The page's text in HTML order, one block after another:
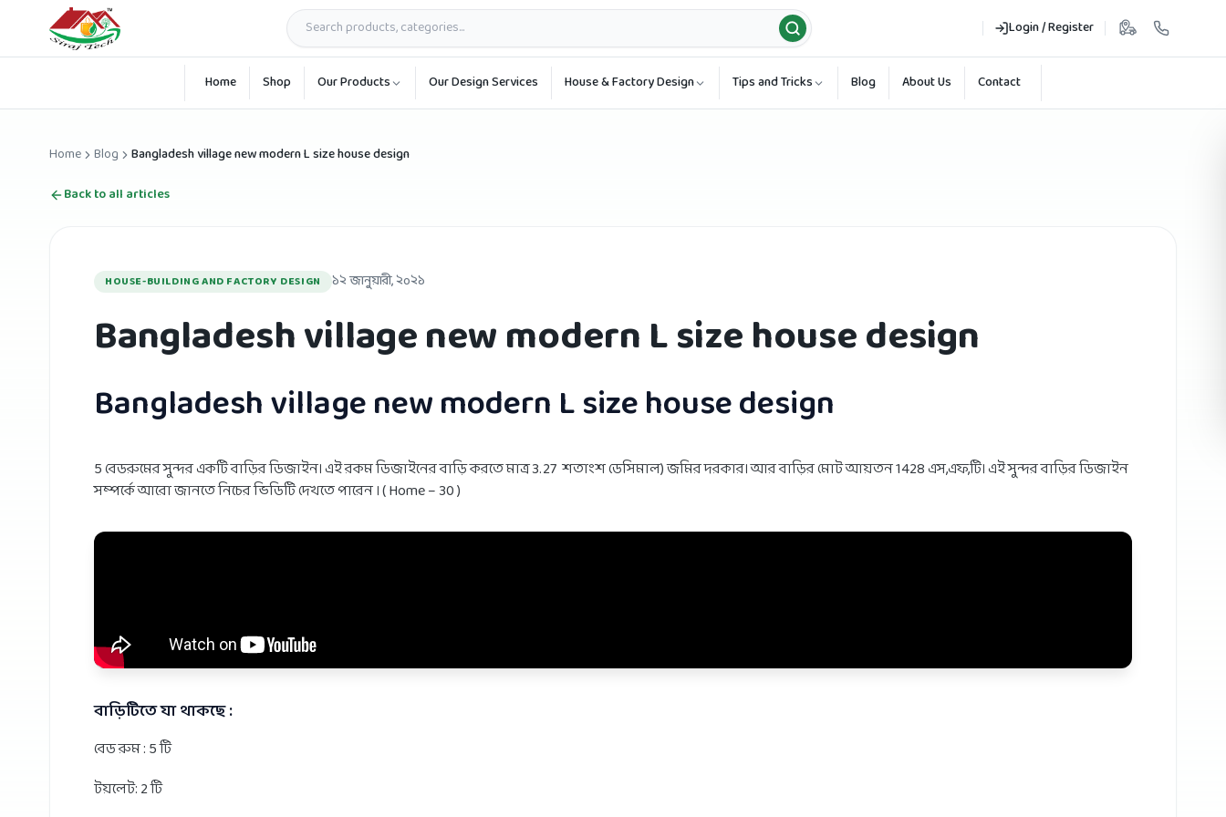
Login / Register
Skip to main content
Home Shop Our Products Our Design Services House & Factory Design Tips and Tricks Blog About Us Contact
Home Blog
Bangladesh village new modern L size house design
Back to all articles
HOUSE-BUILDING AND FACTORY DESIGN ১২ জানুয়ারী, ২০২১
Bangladesh village new modern L size house design
Bangladesh village new modern L size house design
5 বেডরুমের সুন্দর একটি বাড়ির ডিজাইন। এই রকম ডিজাইনের বাড়ি করতে মাত্র 3.27 শতাংশ ডেসিমাল) জমির দরকার। আর বাড়ির মোট আয়তন 1428 এস,এফ,টি। এই সুন্দর বাড়ির ডিজাইন
সম্পর্কে আরো জানতে নিচের ভিডিটি দেখতে পারেন । ( Home – 30 )
বাড়িটিতে যা থাকছে :
বেড রুম : 5 টি
টয়লেট: 2 টি